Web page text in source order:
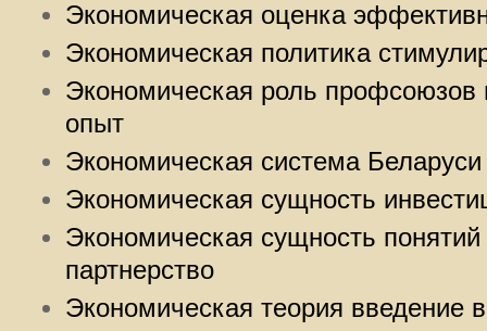
Экономическая оценка
Экономическая политика
Экономическая роль профсоюзов
опыт
Экономическая система Беларуси
Экономическая сущность
Экономическая сущность понятий
партнерство
Экономическая теория введение